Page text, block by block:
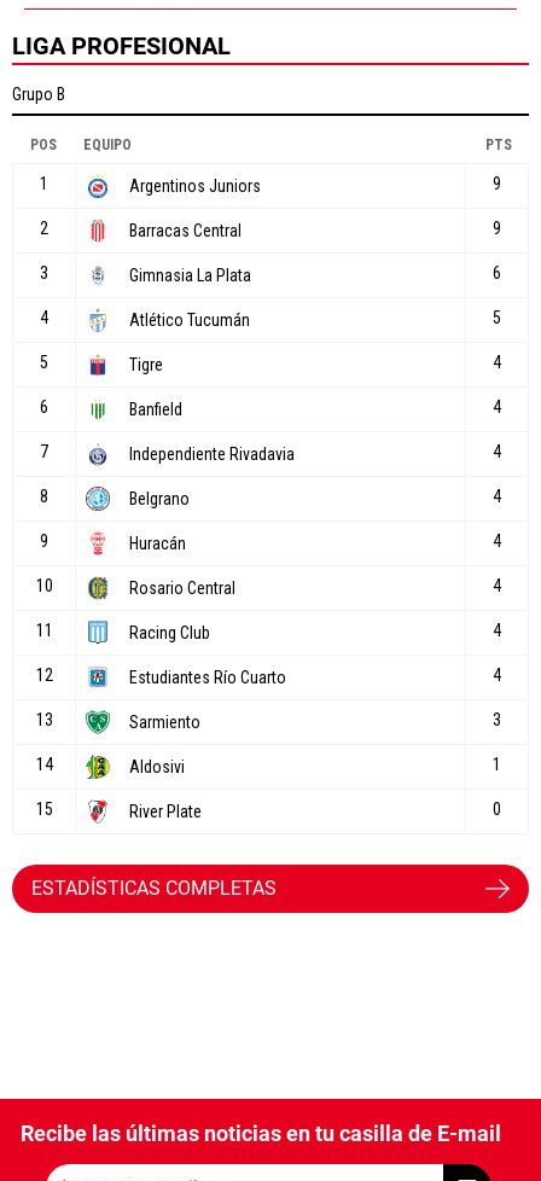
LIGA PROFESIONAL
ESTADÍSTICAS COMPLETAS
Recibe las últimas noticias en tu casilla de E-mail